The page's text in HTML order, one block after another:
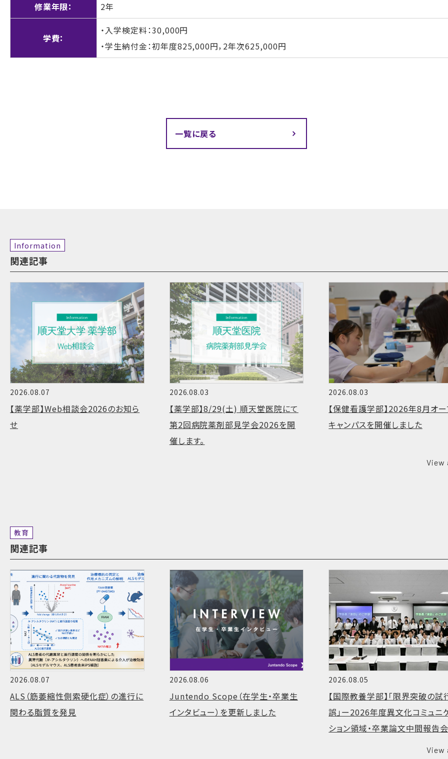
修業年限：
2年
学費：
・入学検定料：30,000円
・学生納付金：初年度825,000円，2年次625,000円
一覧に戻る
Information
関連記事
2026.08.07
【薬学部】Web相談会2026のお知ら
せ
2026.08.03
【薬学部】8/29(土) 順天堂医院にて
第2回病院薬剤部見学会2026を開
催します。
2026.08.03
【保健看護学部】2026年8月オ
キャンパスを開催しました
View
教育
関連記事
2026.08.07
ALS（筋萎縮性側索硬化症）の進行に
関わる脂質を発見
2026.08.06
Juntendo Scope（在学生・卒業生
インタビュー）を更新しました
2026.08.05
【国際教養学部】「限界突破の試
誤」ー2026年度異文化コミュニ
ション領域・卒業論文中間報告
View